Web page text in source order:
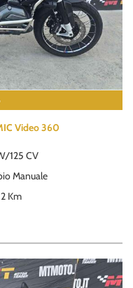
Video 360
125 CV
Manuale
Km